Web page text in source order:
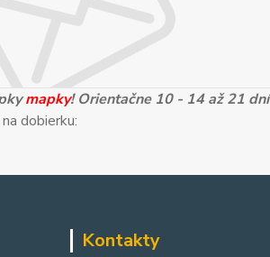
mapky! Orientačne 10 - 14 až 21 dní
dobierku:
Kontakty